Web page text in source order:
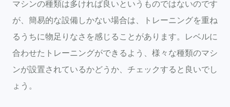
マシンの種類は多ければ良いというものではないのです
が、簡易的な設備しかない場合は、トレーニングを重ね
るうちに物足りなさを感じることがあります。レベルに
合わせたトレーニングができるよう、様々な種類のマシ
ンが設置されているかどうか、チェックすると良いでし
ょう。